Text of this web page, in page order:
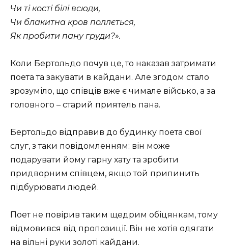
Чи ті кості білі всюди,
Чи блакитна кров поллється,
Як пробити пану груди?».
Коли Бертольдо почув це, то наказав затримати
поета та закувати в кайдани. Але згодом стало
зрозуміло, що співців вже є чимале військо, а за
головного – старий приятель пана.
Бертольдо відправив до будинку поета свої
слуг, з таки повідомленням: він може
подарувати йому гарну хату та зробити
придворним співцем, якщо той припинить
підбурювати людей.
Поет не повірив таким щедрим обіцянкам, тому
відмовився від пропозиції. Він не хотів одягати
на вільні руки золоті кайдани.